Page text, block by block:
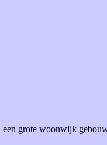
grote woonwijk